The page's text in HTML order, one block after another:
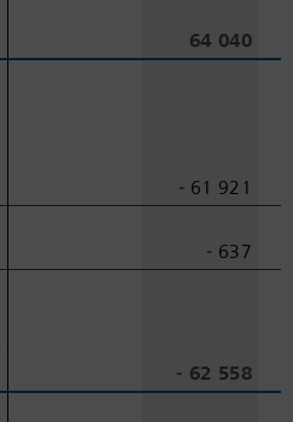
64 040
‑ 61 921
‑ 637
‑ 62 558